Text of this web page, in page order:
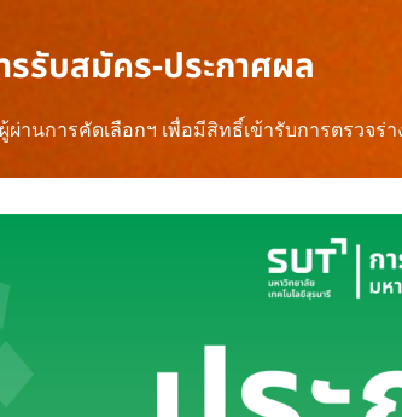
รรับสมัคร-ประกาศผล
ผ่านการคัดเลือกฯ เพื่อมีสิทธิ์เข้ารับการตรว